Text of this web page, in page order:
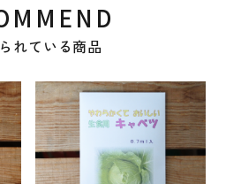
れている商品